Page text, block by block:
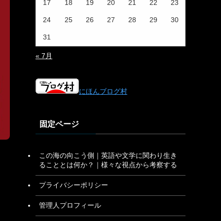
17 18 19 20 21 22 23
24 25 26 27 28 29 30
31
« 7月
にほんブログ村
固定ページ
この海の向こう側｜英語や文学に関わり生き
ることとは何か？｜様々な視点から考察する
プライバシーポリシー
管理人プロフィール